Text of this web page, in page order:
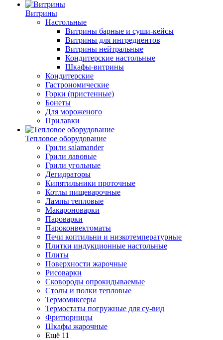
Витрины
Настольные
Витрины барные и суши-кейсы
Витрины для ингредиентов
Витрины нейтральные
Кондитерские настольные
Шкафы-витрины
Кондитерские
Гастрономические
Горки (пристенные)
Бонеты
Для мороженого
Прилавки
Тепловое оборудование
Грили salamander
Грили лавовые
Грили угольные
Дегидраторы
Кипятильники проточные
Котлы пищеварочные
Лампы тепловые
Макароноварки
Пароварки
Пароконвектоматы
Печи коптильни и низкотемпературные
Плитки индукционные настольные
Плиты
Поверхности жарочные
Рисоварки
Сковороды опрокидываемые
Столы и полки тепловые
Термомиксеры
Термостаты погружные для су-вид
Фритюрницы
Шкафы жарочные
Ещё 11